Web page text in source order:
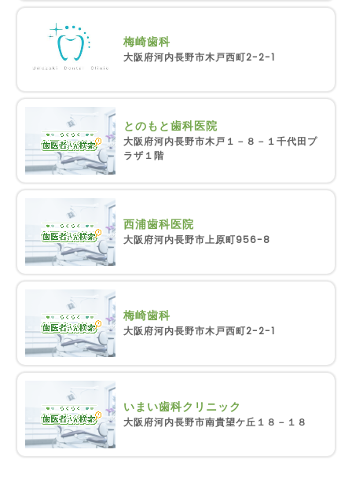
梅崎歯科
大阪府河内長野市木戸西町2-2-1
とのもと歯科医院
大阪府河内長野市木戸１－８－１千代田プ
ラザ１階
西浦歯科医院
大阪府河内長野市上原町956-8
梅崎歯科
大阪府河内長野市木戸西町2-2-1
いまい歯科クリニック
大阪府河内長野市南貴望ケ丘１８－１８